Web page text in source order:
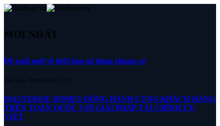
MỚI NHẤT
Đề xuất mới về thời hạn sử dụng chung cư
Thứ Năm, 06/08/2026, 15:19
MASTERISE HOMES ĐỒNG HÀNH CÙNG KHÁCH HÀNG
TRÊN TOÀN QUỐC VỚI GIẢI PHÁP TÀI CHÍNH ƯU
VIỆT